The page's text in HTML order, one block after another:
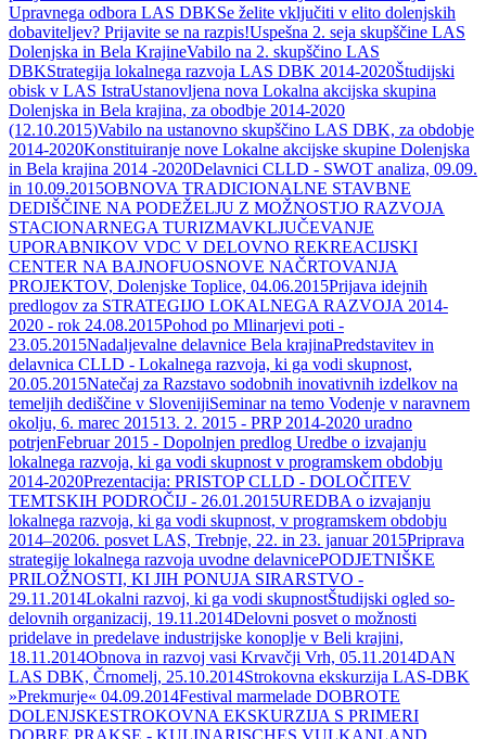
Upravnega odbora LAS DBKSe želite vključiti v elito dolenjskih
dobaviteljev? Prijavite se na razpis!Uspešna 2. seja skupščine LAS
Dolenjska in Bela KrajineVabilo na 2. skupščino LAS
DBKStrategija lokalnega razvoja LAS DBK 2014-2020Študijski
obisk v LAS IstraUstanovljena nova Lokalna akcijska skupina
Dolenjska in Bela krajina, za obodbje 2014-2020
(12.10.2015)Vabilo na ustanovno skupščino LAS DBK, za obdobje
2014-2020Konstituiranje nove Lokalne akcijske skupine Dolenjska
in Bela krajina 2014 -2020Delavnici CLLD - SWOT analiza, 09.09.
in 10.09.2015OBNOVA TRADICIONALNE STAVBNE
DEDIŠČINE NA PODEŽELJU Z MOŽNOSTJO RAZVOJA
STACIONARNEGA TURIZMAVKLJUČEVANJE
UPORABNIKOV VDC V DELOVNO REKREACIJSKI
CENTER NA BAJNOFUOSNOVE NAČRTOVANJA
PROJEKTOV, Dolenjske Toplice, 04.06.2015Prijava idejnih
predlogov za STRATEGIJO LOKALNEGA RAZVOJA 2014-
2020 - rok 24.08.2015Pohod po Mlinarjevi poti -
23.05.2015Nadaljevalne delavnice Bela krajinaPredstavitev in
delavnica CLLD - Lokalnega razvoja, ki ga vodi skupnost,
20.05.2015Natečaj za Razstavo sodobnih inovativnih izdelkov na
temeljih dediščine v SlovenijiSeminar na temo Vodenje v naravnem
okolju, 6. marec 201513. 2. 2015 - PRP 2014-2020 uradno
potrjenFebruar 2015 - Dopolnjen predlog Uredbe o izvajanju
lokalnega razvoja, ki ga vodi skupnost v programskem obdobju
2014-2020Prezentacija: PRISTOP CLLD - DOLOČITEV
TEMTSKIH PODROČIJ - 26.01.2015UREDBA o izvajanju
lokalnega razvoja, ki ga vodi skupnost, v programskem obdobju
2014–20206. posvet LAS, Trebnje, 22. in 23. januar 2015Priprava
strategije lokalnega razvoja uvodne delavnicePODJETNIŠKE
PRILOŽNOSTI, KI JIH PONUJA SIRARSTVO -
29.11.2014Lokalni razvoj, ki ga vodi skupnostŠtudijski ogled so-
delovnih organizacij, 19.11.2014Delovni posvet o možnosti
pridelave in predelave industrijske konoplje v Beli krajini,
18.11.2014Obnova in razvoj vasi Krvavčji Vrh, 05.11.2014DAN
LAS DBK, Črnomelj, 25.10.2014Strokovna ekskurzija LAS-DBK
»Prekmurje« 04.09.2014Festival marmelade DOBROTE
DOLENJSKESTROKOVNA EKSKURZIJA S PRIMERI
DOBRE PRAKSE - KULINARISCHES VULKANLAND